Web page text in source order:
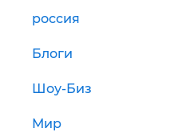
россия
Блоги
Шоу-Биз
Мир